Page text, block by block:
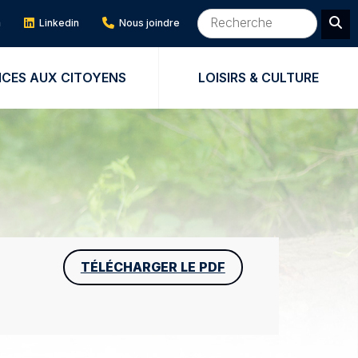
Linkedin Nous joindre
AUX CITOYENS LOISIRS & CULTURE
TÉLÉCHARGER LE PDF